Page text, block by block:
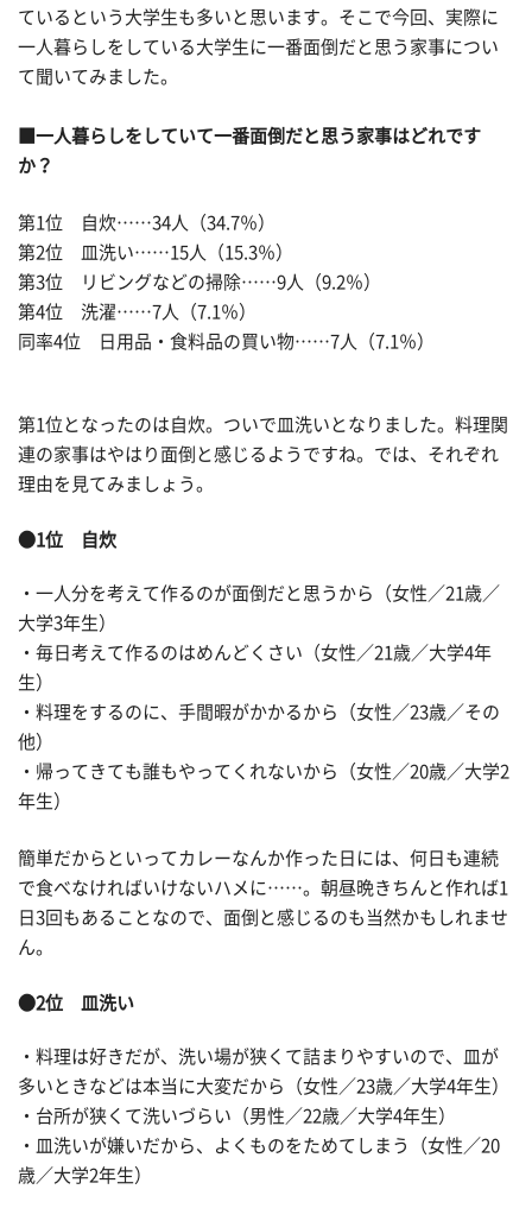
ているという大学生も多いと思います。そこで今回、実際に
一人暮らしをしている大学生に一番面倒だと思う家事につい
て聞いてみました。
■一人暮らしをしていて一番面倒だと思う家事はどれです
か？
第1位 自炊……34人（34.7％）
第2位 皿洗い……15人（15.3％）
第3位 リビングなどの掃除……9人（9.2％）
第4位 洗濯……7人（7.1％）
同率4位 日用品・食料品の買い物……7人（7.1％）
第1位となったのは自炊。ついで皿洗いとなりました。料理関
連の家事はやはり面倒と感じるようですね。では、それぞれ
理由を見てみましょう。
●1位 自炊
・一人分を考えて作るのが面倒だと思うから（女性／21歳／
大学3年生）
・毎日考えて作るのはめんどくさい（女性／21歳／大学4年
生）
・料理をするのに、手間暇がかかるから（女性／23歳／その
他）
・帰ってきても誰もやってくれないから（女性／20歳／大学2
年生）
簡単だからといってカレーなんか作った日には、何日も連続
で食べなければいけないハメに……。朝昼晩きちんと作れば1
日3回もあることなので、面倒と感じるのも当然かもしれませ
ん。
●2位 皿洗い
・料理は好きだが、洗い場が狭くて詰まりやすいので、皿が
多いときなどは本当に大変だから（女性／23歳／大学4年生）
・台所が狭くて洗いづらい（男性／22歳／大学4年生）
・皿洗いが嫌いだから、よくものをためてしまう（女性／20
歳／大学2年生）